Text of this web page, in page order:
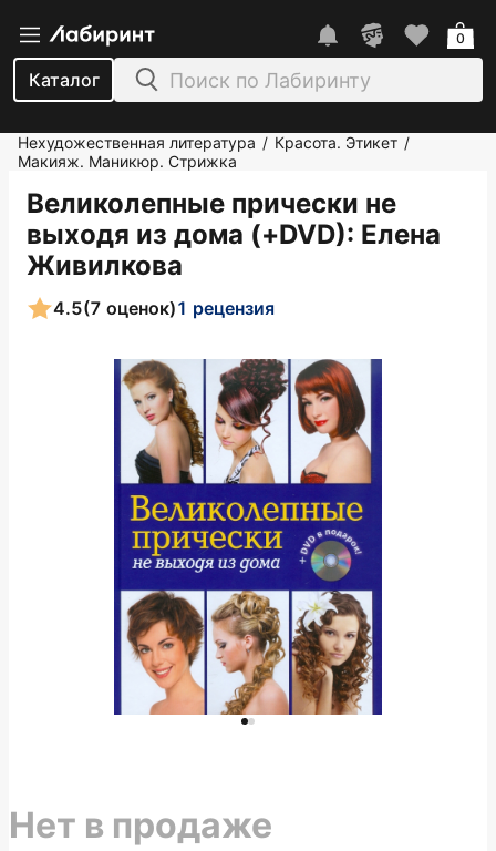
Каталог
0
Нехудожественная литература / Красота. Этикет /
Макияж. Маникюр. Стрижка
Великолепные прически не
выходя из дома (+DVD): Елена
Живилкова
4.5(7 оценок)1 рецензия
Нет в продаже